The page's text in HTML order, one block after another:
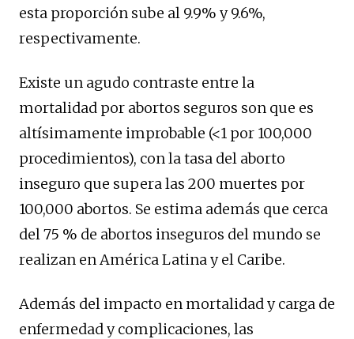
esta proporción sube al 9.9% y 9.6%,
respectivamente.
Existe un agudo contraste entre la
mortalidad por abortos seguros son que es
altísimamente improbable (<1 por 100,000
procedimientos), con la tasa del aborto
inseguro que supera las 200 muertes por
100,000 abortos. Se estima además que cerca
del 75 % de abortos inseguros del mundo se
realizan en América Latina y el Caribe.
Además del impacto en mortalidad y carga de
enfermedad y complicaciones, las